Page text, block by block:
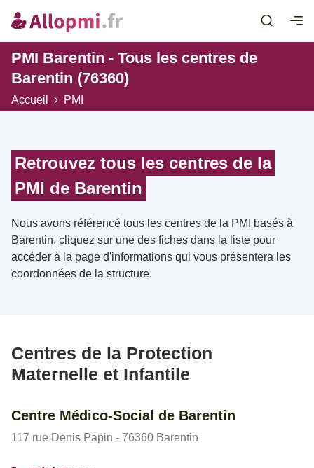
PMI Barentin - Tous les centres de
Barentin (76360)
Accueil PMI
Retrouvez tous les centres de la
PMI de Barentin
Nous avons référencé tous les centres de la PMI basés à
Barentin, cliquez sur une des fiches dans la liste pour
accéder à la page d'informations qui vous présentera les
coordonnées de la structure.
Centres de la Protection
Maternelle et Infantile
Centre Médico-Social de Barentin
117 rue Denis Papin - 76360 Barentin